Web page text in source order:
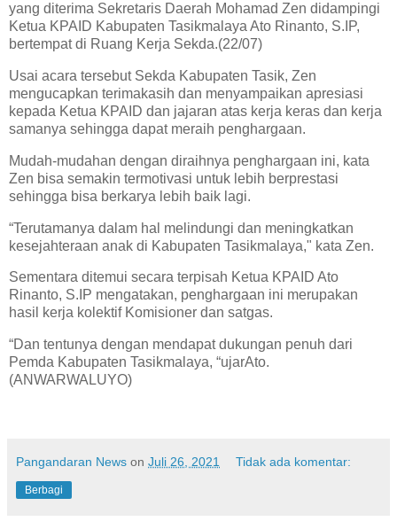
yang diterima Sekretaris Daerah Mohamad Zen didampingi
Ketua KPAID Kabupaten Tasikmalaya Ato Rinanto, S.IP,
bertempat di Ruang Kerja Sekda.(22/07)
Usai acara tersebut Sekda Kabupaten Tasik, Zen
mengucapkan terimakasih dan menyampaikan apresiasi
kepada Ketua KPAID dan jajaran atas kerja keras dan kerja
samanya sehingga dapat meraih penghargaan.
Mudah-mudahan dengan diraihnya penghargaan ini, kata
Zen bisa semakin termotivasi untuk lebih berprestasi
sehingga bisa berkarya lebih baik lagi.
“Terutamanya dalam hal melindungi dan meningkatkan
kesejahteraan anak di Kabupaten Tasikmalaya," kata Zen.
Sementara ditemui secara terpisah Ketua KPAID Ato
Rinanto, S.IP mengatakan, penghargaan ini merupakan
hasil kerja kolektif Komisioner dan satgas.
“Dan tentunya dengan mendapat dukungan penuh dari
Pemda Kabupaten Tasikmalaya, “ujarAto.
(ANWARWALUYO)
Pangandaran News on Juli 26, 2021 Tidak ada komentar:
Berbagi